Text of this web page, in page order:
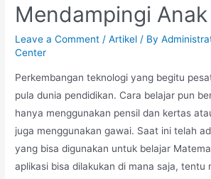
Mendampingi
Leave a Comment /Artikel / By
Center
Perkembangan teknologi yang begitu
pula dunia pendidikan. Cara belajar pun
hanya menggunakan pensil dan kertas
juga menggunakan gawai. Saat ini telah
yang bisa digunakan untuk belajar
aplikasi bisa dilakukan di mana saja, tentu